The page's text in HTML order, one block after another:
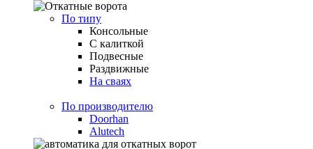
По типу
Консольные
С калиткой
Подвесные
Раздвижные
На сваях
По производителю
Doorhan
Alutech